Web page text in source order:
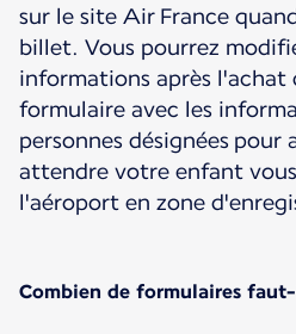
sur le site Air France
billet. Vous pourrez
informations après l'achat
formulaire avec les
personnes désignées pour
attendre votre enfant
l'aéroport en zone
Combien de formulaires